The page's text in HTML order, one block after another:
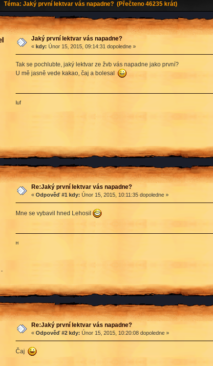
Téma: Jaký první lektvar vás napadne? (Přečteno 46235 krát)
Jaký první lektvar vás napadne?
« kdy: Únor 15, 2015, 09:14:31 dopoledne »
Tak se pochlubte, jaký lektvar ze žvb vás napadne jako první?
U mě jasně vede kakao, čaj a bolesal
luf
-
Re:Jaký první lektvar vás napadne?
« Odpověď #1 kdy: Únor 15, 2015, 10:11:35 dopoledne »
Mne se vybavil hned Lehosil
ʜ
Re:Jaký první lektvar vás napadne?
« Odpověď #2 kdy: Únor 15, 2015, 10:20:08 dopoledne »
Čaj